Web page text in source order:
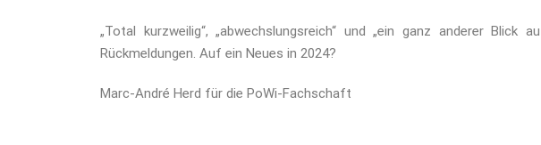
„Total kurzweilig“, „abwechslungsreich“ und „ein ganz anderer
Rückmeldungen. Auf ein Neues in 2024?
Marc-André Herd für die PoWi-Fachschaft